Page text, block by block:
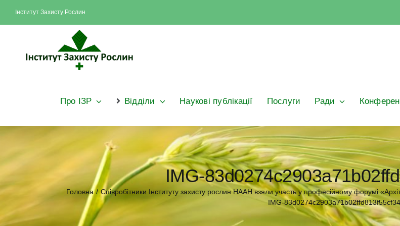
content
Інститут Захисту Рослин
Про ІЗР Відділи Наукові публікації Послуги Ради
IMG-
Головна / Співробітники Інституту захисту рослин НААН взяли участь у професійному форумі
IMG-